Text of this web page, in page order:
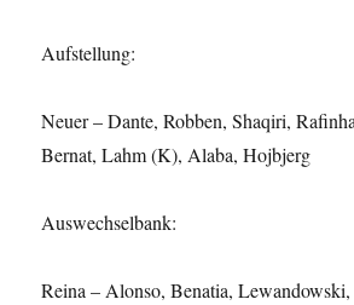
Aufstellung:
Neuer – Dante, Robben, Shaqiri,
Bernat, Lahm (K), Alaba, Hojbjerg
Auswechselbank:
Reina – Alonso, Benatia, Lewandowski,